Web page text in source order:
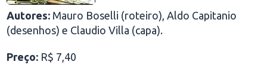
Autores: Mauro Boselli (roteiro), Aldo Capitanio
(desenhos) e Claudio Villa (capa).
Preço: R$ 7,40